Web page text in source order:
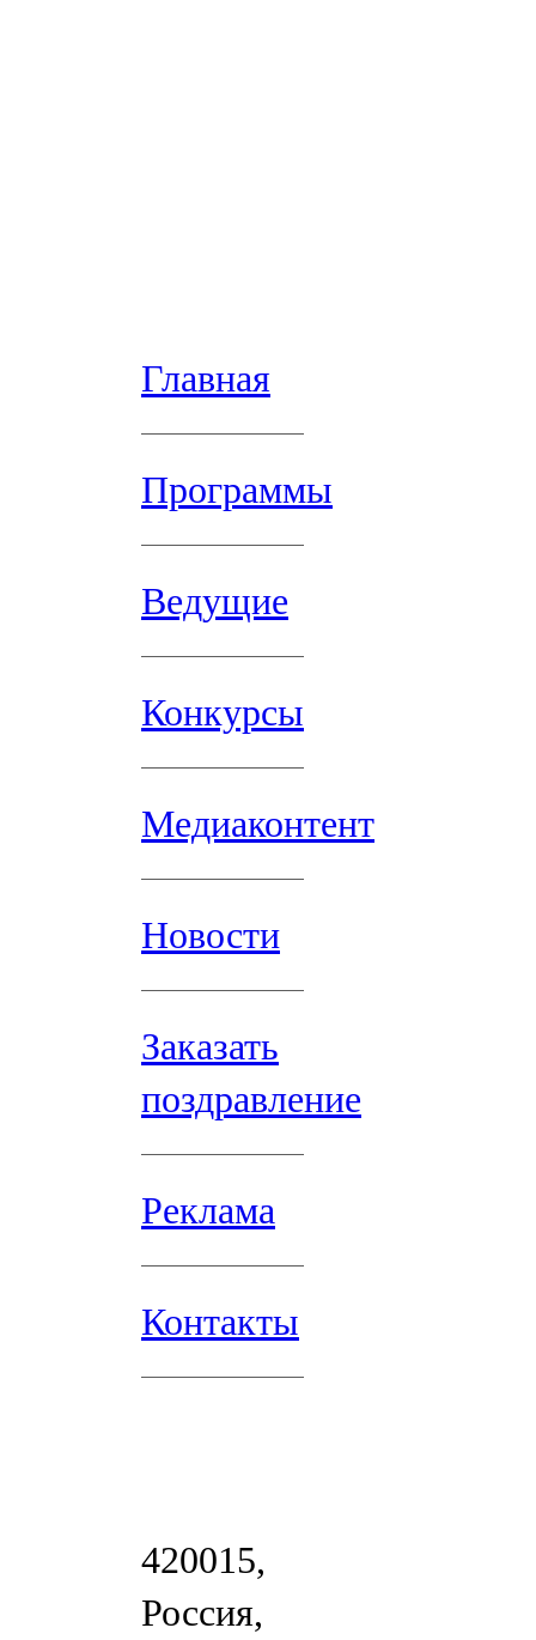
Главная
Программы
Ведущие
Конкурсы
Медиаконтент
Новости
Заказать
поздравление
Реклама
Контакты
420015,
Россия,